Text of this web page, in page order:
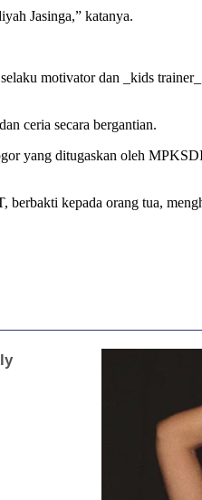
Jasinga,” katanya.
motivator dan _kids
ceria secara bergantian.
yang ditugaskan oleh
kepada orang tua,